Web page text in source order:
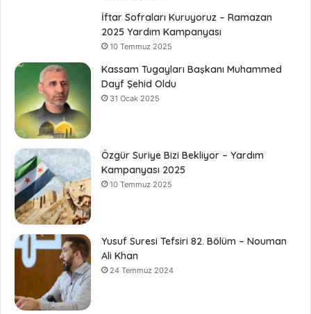
İftar Sofraları Kuruyoruz – Ramazan
2025 Yardım Kampanyası
10 Temmuz 2025
Kassam Tugayları Başkanı Muhammed
Dayf Şehid Oldu
31 Ocak 2025
Özgür Suriye Bizi Bekliyor – Yardım
Kampanyası 2025
10 Temmuz 2025
Yusuf Suresi Tefsiri 82. Bölüm – Nouman
Ali Khan
24 Temmuz 2024